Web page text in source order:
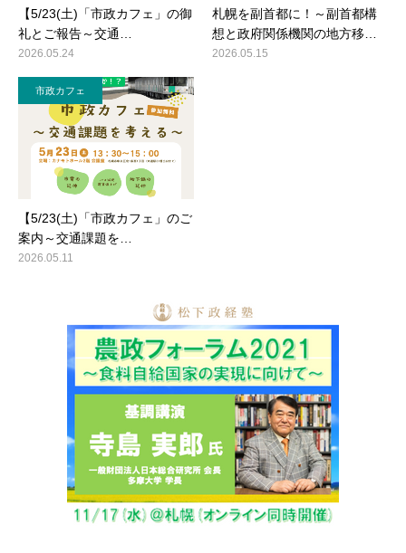
【5/23(土)「市政カフェ」の御
礼とご報告～交通…
2026.05.24
札幌を副首都に！～副首都構
想と政府関係機関の地方移…
2026.05.15
市政カフェ
【5/23(土)「市政カフェ」のご
案内～交通課題を…
2026.05.11